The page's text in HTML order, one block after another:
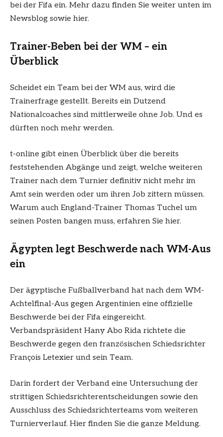
bei der Fifa ein. Mehr dazu finden Sie weiter unten im
Newsblog sowie hier.
Trainer-Beben bei der WM – ein
Überblick
Scheidet ein Team bei der WM aus, wird die
Trainerfrage gestellt. Bereits ein Dutzend
Nationalcoaches sind mittlerweile ohne Job. Und es
dürften noch mehr werden.
t-online gibt einen Überblick über die bereits
feststehenden Abgänge und zeigt, welche weiteren
Trainer nach dem Turnier definitiv nicht mehr im
Amt sein werden oder um ihren Job zittern müssen.
Warum auch England-Trainer Thomas Tuchel um
seinen Posten bangen muss, erfahren Sie hier.
Ägypten legt Beschwerde nach WM-Aus
ein
Der ägyptische Fußballverband hat nach dem WM-
Achtelfinal-Aus gegen Argentinien eine offizielle
Beschwerde bei der Fifa eingereicht.
Verbandspräsident Hany Abo Rida richtete die
Beschwerde gegen den französischen Schiedsrichter
François Letexier und sein Team.
Darin fordert der Verband eine Untersuchung der
strittigen Schiedsrichterentscheidungen sowie den
Ausschluss des Schiedsrichterteams vom weiteren
Turnierverlauf. Hier finden Sie die ganze Meldung.